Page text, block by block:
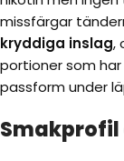
missfärgar
kryddiga inslag,
portioner som
passform under